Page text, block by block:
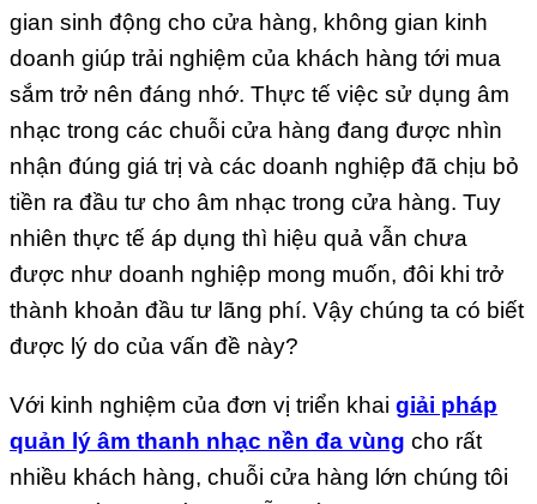
gian sinh động cho cửa hàng, không gian kinh
doanh giúp trải nghiệm của khách hàng tới mua
sắm trở nên đáng nhớ. Thực tế việc sử dụng âm
nhạc trong các chuỗi cửa hàng đang được nhìn
nhận đúng giá trị và các doanh nghiệp đã chịu bỏ
tiền ra đầu tư cho âm nhạc trong cửa hàng. Tuy
nhiên thực tế áp dụng thì hiệu quả vẫn chưa
được như doanh nghiệp mong muốn, đôi khi trở
thành khoản đầu tư lãng phí. Vậy chúng ta có biết
được lý do của vấn đề này?
Với kinh nghiệm của đơn vị triển khai giải pháp
quản lý âm thanh nhạc nền đa vùng cho rất
nhiều khách hàng, chuỗi cửa hàng lớn chúng tôi